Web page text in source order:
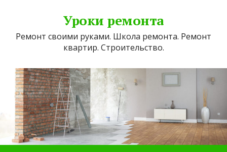
Уроки ремонта
Ремонт своими руками. Школа ремонта. Ремонт
квартир. Строительство.